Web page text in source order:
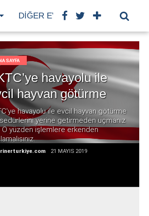
DIĞER EVCIL HAYVANLAR
DEVAMI
SAYFA
havayolu ile
hayvan götürme
havayolu ile evcil hayvan götürme
yerine getirmeden uçmanız
O yüzden işlemlere erkenden
21 MAYIS 2019